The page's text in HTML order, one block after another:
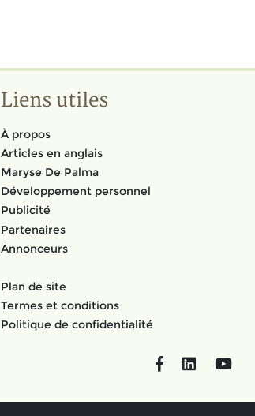
Liens utiles
À propos
Articles en anglais
Maryse De Palma
Développement personnel
Publicité
Partenaires
Annonceurs
Plan de site
Termes et conditions
Politique de confidentialité
FacebookLinkedIn